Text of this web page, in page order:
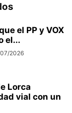
el PP y VOX
el...
2026
Lorca
vial con un